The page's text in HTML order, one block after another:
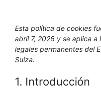
Esta política de cookies
abril 7, 2026 y se aplica
legales permanentes del
Suiza.
1. Introducción